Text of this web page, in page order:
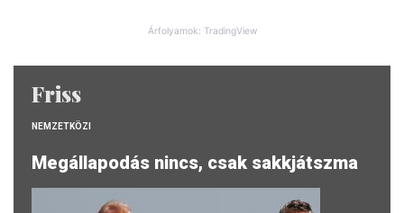
Árfolyamok: TradingView
Friss
NEMZETKÖZI
Megállapodás nincs, csak sakkjátszma